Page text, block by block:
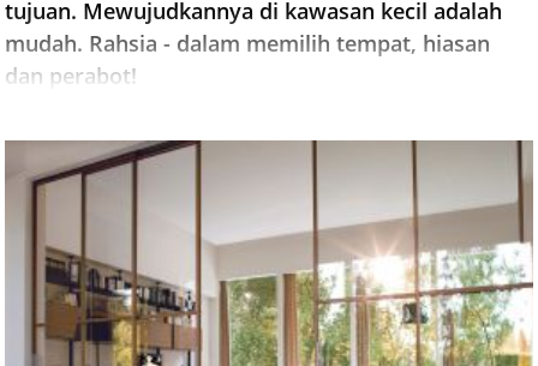
tujuan. Mewujudkannya di kawasan kecil adalah
mudah. Rahsia - dalam memilih tempat, hiasan
dan perabot!